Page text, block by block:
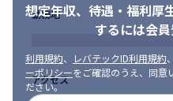
想定年収、待遇・福利厚生
するには会
利用規約、 レバテックID利用規約、
ーポリシーをご確認のうえ、同意
ださい。
勤務地
アクセス